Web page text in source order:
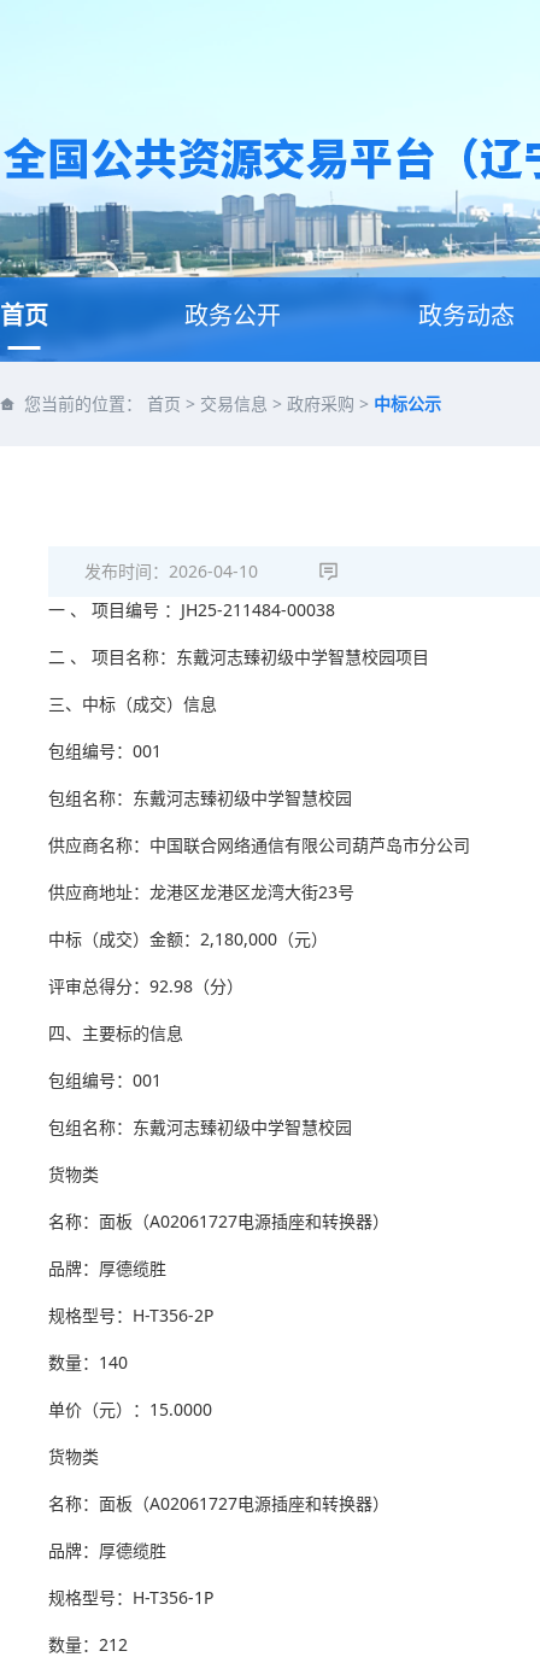
首页 政务公开 政务动态
您当前的位置： 首页 > 交易信息 > 政府采购 > 中标公示
发布时间： 2026-04-10
一 、 项目编号 ：JH25-211484-00038
二 、 项目名称：东戴河志臻初级中学智慧校园项目
三、中标（成交）信息
包组编号：001
包组名称：东戴河志臻初级中学智慧校园
供应商名称：中国联合网络通信有限公司葫芦岛市分公司
供应商地址：龙港区龙港区龙湾大街23号
中标（成交）金额：2,180,000（元）
评审总得分：92.98（分）
四、主要标的信息
包组编号：001
包组名称：东戴河志臻初级中学智慧校园
货物类
名称：面板（A02061727电源插座和转换器）
品牌：厚德缆胜
规格型号：H-T356-2P
数量：140
单价（元）：15.0000
货物类
名称：面板（A02061727电源插座和转换器）
品牌：厚德缆胜
规格型号：H-T356-1P
数量：212